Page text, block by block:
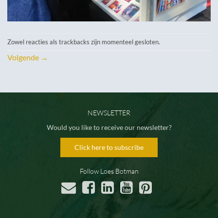
Zowel reacties als trackbacks zijn momenteel gesloten.
Volgende →
NEWSLETTER
Would you like to receive our newsletter?
Click here to subscribe
Follow Loes Botman